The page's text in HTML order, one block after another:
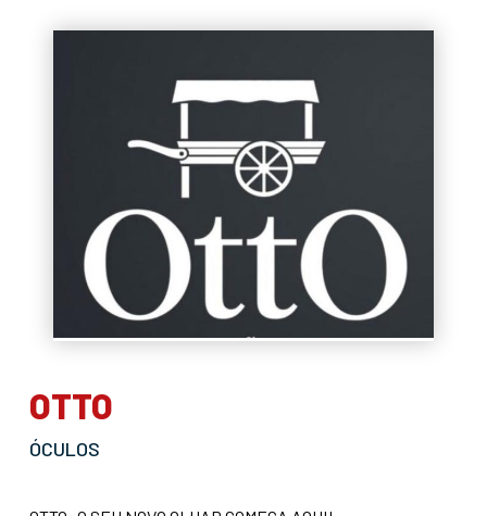
OTTO
ÓCULOS